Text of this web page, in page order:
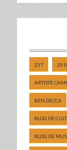
237
ARTISTE
BEN DECCA
BLOG DE
BLOG DE